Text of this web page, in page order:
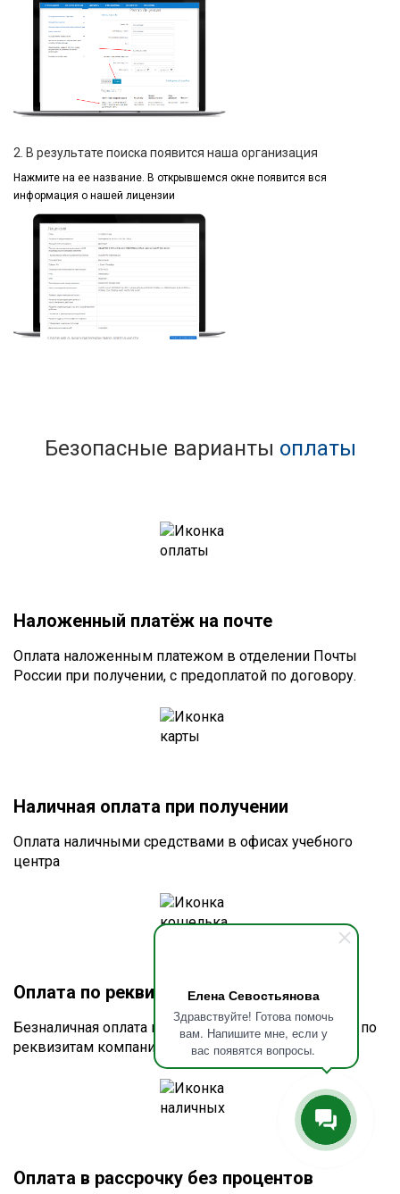
Елена Севостьянова
Здравствуйте! Готова помочь
вам. Напишите мне, если у
вас появятся вопросы.
2. В результате поиска появится наша организация
Нажмите на ее название. В открывшемся окне появится вся
информация о нашей лицензии
Безопасные варианты оплаты
Наложенный платёж на почте
Оплата наложенным платежом в отделении Почты
России при получении, с предоплатой по договору.
Наличная оплата при получении
Оплата наличными средствами в офисах учебного
центра
Оплата по реквизитам или счету
Безналичная оплата по счёту для юридических лиц по
реквизитам компании
Оплата в рассрочку без процентов